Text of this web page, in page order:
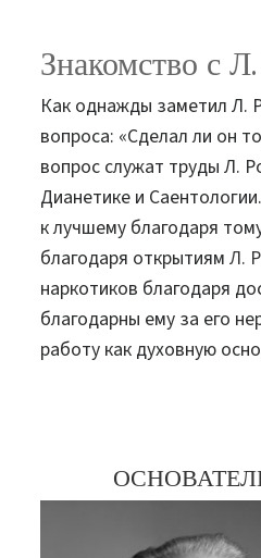
Знакомство с
Как однажды заметил Л.
вопроса: «Сделал ли он
вопрос служат труды Л.
Дианетике и
к лучшему благодаря
благодаря открытиям Л.
наркотиков благодаря
благодарны ему за его
работу как духовную